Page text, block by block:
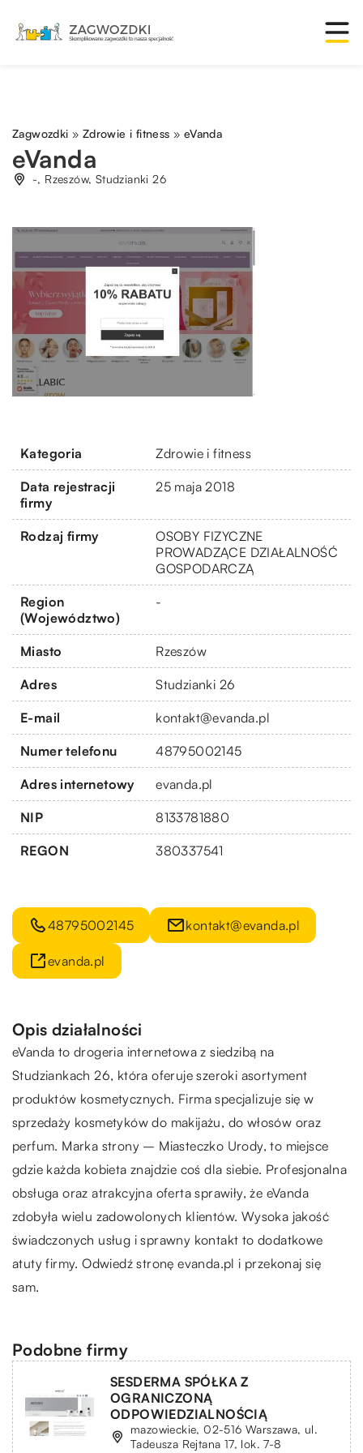
Zagwozdki » Zdrowie i fitness » eVanda
eVanda
-, Rzeszów, Studzianki 26
Kategoria Zdrowie i fitness
Data rejestracji
firmy
25 maja 2018
Rodzaj firmy
OSOBY FIZYCZNE
PROWADZĄCE DZIAŁALNOŚĆ
GOSPODARCZĄ
Region
(Województwo)
-
Miasto Rzeszów
Adres Studzianki 26
E-mail kontakt@evanda.pl
Numer telefonu 48795002145
Adres internetowy evanda.pl
NIP 8133781880
REGON 380337541
48795002145 kontakt@evanda.pl
evanda.pl
Opis działalności
eVanda to drogeria internetowa z siedzibą na
Studziankach 26, która oferuje szeroki asortyment
produktów kosmetycznych. Firma specjalizuje się w
sprzedaży kosmetyków do makijażu, do włosów oraz
perfum. Marka strony – Miasteczko Urody, to miejsce
gdzie każda kobieta znajdzie coś dla siebie. Profesjonalna
obsługa oraz atrakcyjna oferta sprawiły, że eVanda
zdobyła wielu zadowolonych klientów. Wysoka jakość
świadczonych usług i sprawny kontakt to dodatkowe
atuty firmy. Odwiedź stronę evanda.pl i przekonaj się
sam.
Podobne firmy
SESDERMA SPÓŁKA Z
OGRANICZONĄ
ODPOWIEDZIALNOŚCIĄ
mazowieckie, 02-516 Warszawa, ul.
Tadeusza Rejtana 17, lok. 7-8